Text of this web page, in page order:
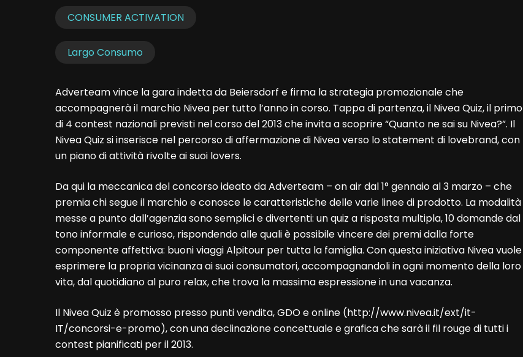
CONSUMER ACTIVATION
Largo Consumo
Adverteam vince la gara indetta da Beiersdorf e firma la strategia promozionale che
accompagnerà il marchio Nivea per tutto l’anno in corso. Tappa di partenza, il Nivea Quiz, il primo
di 4 contest nazionali previsti nel corso del 2013 che invita a scoprire “Quanto ne sai su Nivea?”. Il
Nivea Quiz si inserisce nel percorso di affermazione di Nivea verso lo statement di lovebrand, con
un piano di attività rivolte ai suoi lovers.
Da qui la meccanica del concorso ideato da Adverteam – on air dal 1° gennaio al 3 marzo – che
premia chi segue il marchio e conosce le caratteristiche delle varie linee di prodotto. La modalità
messe a punto dall’agenzia sono semplici e divertenti: un quiz a risposta multipla, 10 domande dal
tono informale e curioso, rispondendo alle quali è possibile vincere dei premi dalla forte
componente affettiva: buoni viaggi Alpitour per tutta la famiglia. Con questa iniziativa Nivea vuole
esprimere la propria vicinanza ai suoi consumatori, accompagnandoli in ogni momento della loro
vita, dal quotidiano al puro relax, che trova la massima espressione in una vacanza.
Il Nivea Quiz è promosso presso punti vendita, GDO e online (http://www.nivea.it/ext/it-
IT/concorsi-e-promo), con una declinazione concettuale e grafica che sarà il fil rouge di tutti i
contest pianificati per il 2013.